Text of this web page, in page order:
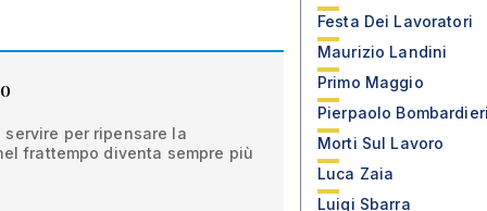
servire per ripensare la
frattempo diventa sempre più
Festa Dei Lavoratori
Maurizio Landini
Primo Maggio
Pierpaolo
Morti Sul Lavoro
Luca Zaia
Luigi Sbarra